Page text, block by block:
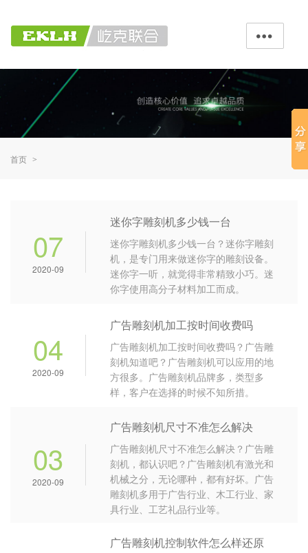

首页 >
07
2020-09
迷你字雕刻机多少钱一台
迷你字雕刻机多少钱一台？迷你字雕刻
机，是专门用来做迷你字的雕刻设备。
迷你字一听，就觉得非常精致小巧。迷
你字使用高分子材料加工而成。
04
2020-09
广告雕刻机加工按时间收费吗
广告雕刻机加工按时间收费吗？广告雕
刻机知道吧？广告雕刻机可以应用的地
方很多。广告雕刻机品牌多，类型多
样，客户在选择的时候不知所措。
03
2020-09
广告雕刻机尺寸不准怎么解决
广告雕刻机尺寸不准怎么解决？广告雕
刻机，都认识吧？广告雕刻机有激光和
机械之分，无论哪种，都有好坏。广告
雕刻机多用于广告行业、木工行业、家
具行业、工艺礼品行业等。
广告雕刻机控制软件怎么样还原